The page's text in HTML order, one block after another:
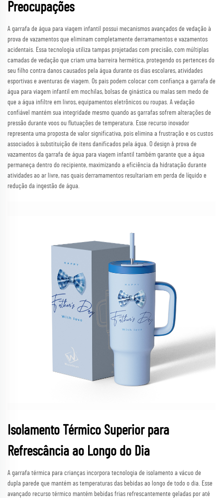
Preocupações
A garrafa de água para viagem infantil possui mecanismos avançados de vedação à
prova de vazamentos que eliminam completamente derramamentos e vazamentos
acidentais. Essa tecnologia utiliza tampas projetadas com precisão, com múltiplas
camadas de vedação que criam uma barreira hermética, protegendo os pertences do
seu filho contra danos causados pela água durante os dias escolares, atividades
esportivas e aventuras de viagem. Os pais podem colocar com confiança a garrafa de
água para viagem infantil em mochilas, bolsas de ginástica ou malas sem medo de
que a água infiltre em livros, equipamentos eletrônicos ou roupas. A vedação
confiável mantém sua integridade mesmo quando as garrafas sofrem alterações de
pressão durante voos ou flutuações de temperatura. Esse recurso inovador
representa uma proposta de valor significativa, pois elimina a frustração e os custos
associados à substituição de itens danificados pela água. O design à prova de
vazamentos da garrafa de água para viagem infantil também garante que a água
permaneça dentro do recipiente, maximizando a eficiência da hidratação durante
atividades ao ar livre, nas quais derramamentos resultariam em perda de líquido e
redução da ingestão de água.
Isolamento Térmico Superior para
Refrescância ao Longo do Dia
A garrafa térmica para crianças incorpora tecnologia de isolamento a vácuo de
dupla parede que mantém as temperaturas das bebidas ao longo de todo o dia. Esse
avançado recurso térmico mantém bebidas frias refrescantemente geladas por até